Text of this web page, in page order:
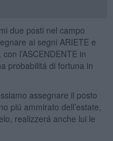
due posti nel campo
ai segni ARIETE e
l’ASCENDENTE in
probabilitá di fortuna in
assegnare il posto
piú ammirato dell’estate,
realizzerá anche lui le